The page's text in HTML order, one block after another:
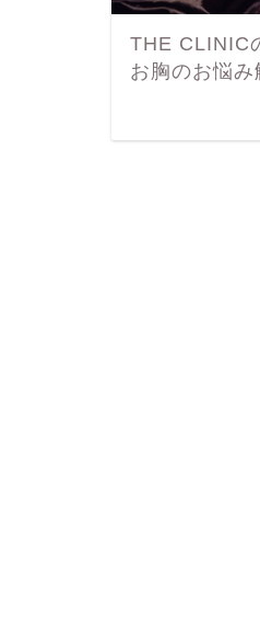
THE CLINIC
お胸のお悩み